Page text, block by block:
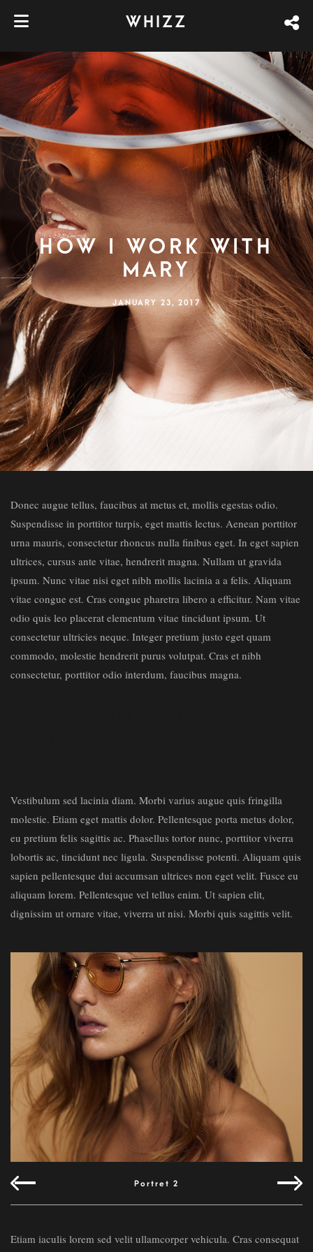
WHIZZ
HOW I WORK WITH
MARY
JANUARY 23, 2017
Donec augue tellus, faucibus at metus et, mollis egestas odio.
Suspendisse in porttitor turpis, eget mattis lectus. Aenean porttitor
urna mauris, consectetur rhoncus nulla finibus eget. In eget sapien
ultrices, cursus ante vitae, hendrerit magna. Nullam ut gravida
ipsum. Nunc vitae nisi eget nibh mollis lacinia a a felis. Aliquam
vitae congue est. Cras congue pharetra libero a efficitur. Nam vitae
odio quis leo placerat elementum vitae tincidunt ipsum. Ut
consectetur ultricies neque. Integer pretium justo eget quam
commodo, molestie hendrerit purus volutpat. Cras et nibh
consectetur, porttitor odio interdum, faucibus magna.
Vestibulum sed lacinia diam. Morbi varius augue quis fringilla
molestie. Etiam eget mattis dolor. Pellentesque porta metus dolor,
eu pretium felis sagittis ac. Phasellus tortor nunc, porttitor viverra
lobortis ac, tincidunt nec ligula. Suspendisse potenti. Aliquam quis
sapien pellentesque dui accumsan ultrices non eget velit. Fusce eu
aliquam lorem. Pellentesque vel tellus enim. Ut sapien elit,
dignissim ut ornare vitae, viverra ut nisi. Morbi quis sagittis velit.
Portret 2
Etiam iaculis lorem sed velit ullamcorper vehicula. Cras consequat